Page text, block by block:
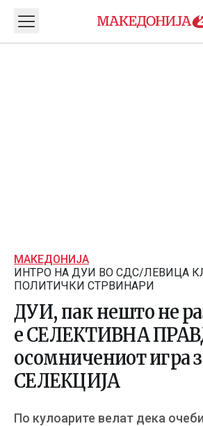
МАКЕДОНИЈА
ИНТРО НА ДУИ ВО СДС/ЛЕВИЦА
ПОЛИТИЧКИ СТРВИНАРИ
ДУИ, пак нешто не
е СЕЛЕКТИВНА
осомничениот игра
СЕЛЕКЦИЈА
По кулоарите велат дека